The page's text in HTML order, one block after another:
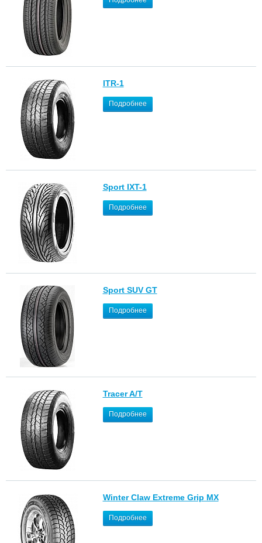
ITR-1
Подробнее
Sport IXT-1
Подробнее
Sport SUV GT
Подробнее
Tracer A/T
Подробнее
Winter Claw Extreme Grip MX
Подробнее